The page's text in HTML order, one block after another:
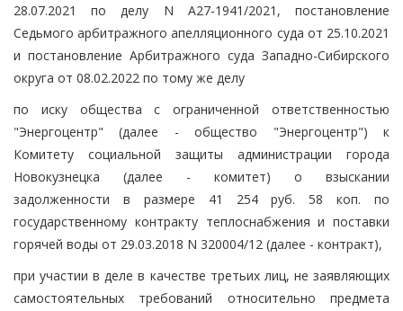
28.07.2021 по делу N А27-1941/2021, постановление
Седьмого арбитражного апелляционного суда от 25.10.2021
и постановление Арбитражного суда Западно-Сибирского
округа от 08.02.2022 по тому же делу
по иску общества с ограниченной ответственностью
"Энергоцентр" (далее - общество "Энергоцентр") к
Комитету социальной защиты администрации города
Новокузнецка (далее - комитет) о взыскании
задолженности в размере 41 254 руб. 58 коп. по
государственному контракту теплоснабжения и поставки
горячей воды от 29.03.2018 N 320004/12 (далее - контракт),
при участии в деле в качестве третьих лиц, не заявляющих
самостоятельных требований относительно предмета